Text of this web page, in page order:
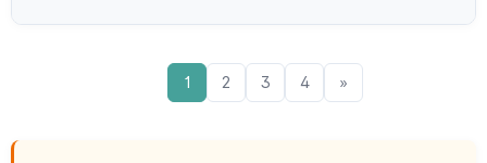
1 2 3 4 »